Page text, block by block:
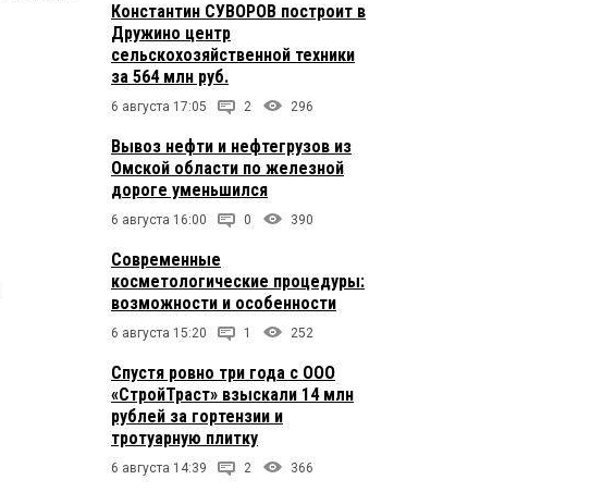
Константин СУВОРОВ построит в
Дружино центр
сельскохозяйственной техники
за 564 млн руб.
6 августа 17:05 2 296
Вывоз нефти и нефтегрузов из
Омской области по железной
дороге уменьшился
6 августа 16:00 0 390
Современные
косметологические процедуры:
возможности и особенности
6 августа 15:20 1 252
Спустя ровно три года с ООО
«СтройТраст» взыскали 14 млн
рублей за гортензии и
тротуарную плитку
6 августа 14:39 2 366